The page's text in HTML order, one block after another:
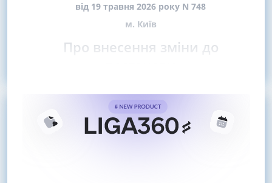
від 19 травня 2026 року N 748
м. Київ
Про внесення зміни до